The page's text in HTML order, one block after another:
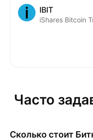
IBIT
iShares Bitcoin
Часто
Сколько стоит